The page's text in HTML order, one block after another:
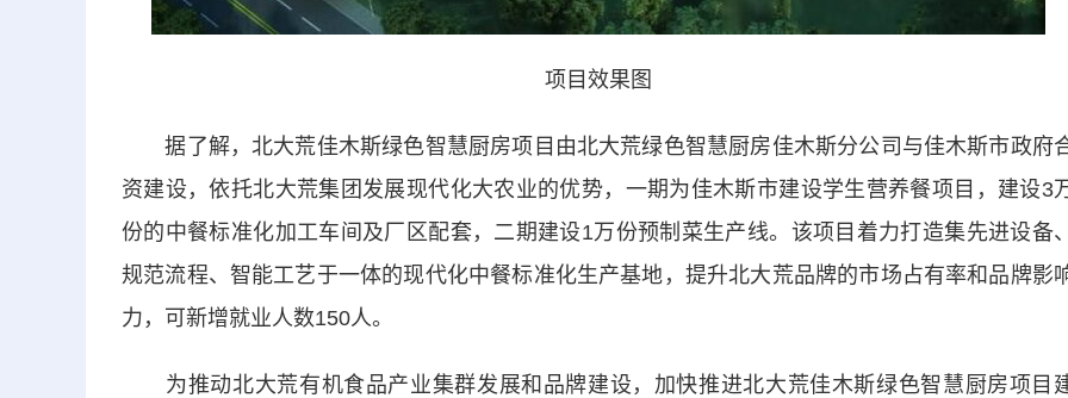
项目效果图
据了解，北大荒佳木斯绿色智慧厨房项目由北大荒绿色智慧厨房佳木斯分公司与佳木斯市政府
资建设，依托北大荒集团发展现代化大农业的优势，一期为佳木斯市建设学生营养餐项目，建设3
份的中餐标准化加工车间及厂区配套，二期建设1万份预制菜生产线。该项目着力打造集先进设备、
规范流程、智能工艺于一体的现代化中餐标准化生产基地，提升北大荒品牌的市场占有率和品牌影
力，可新增就业人数150人。
为推动北大荒有机食品产业集群发展和品牌建设，加快推进北大荒佳木斯绿色智慧厨房项目